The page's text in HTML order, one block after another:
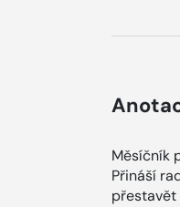
Měsíčník
Přináší
přestavět